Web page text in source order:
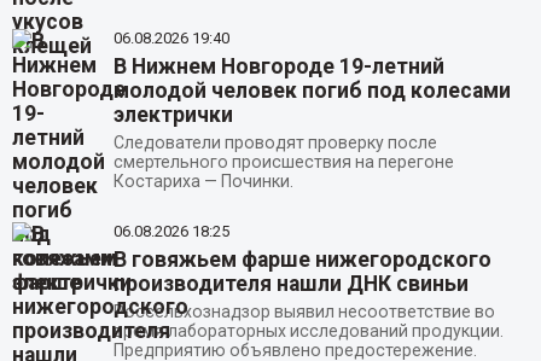
06.08.2026 19:40
В Нижнем Новгороде 19-летний
молодой человек погиб под колесами
электрички
Следователи проводят проверку после
смертельного происшествия на перегоне
Костариха — Починки.
06.08.2026 18:25
В говяжьем фарше нижегородского
производителя нашли ДНК свиньи
Россельхознадзор выявил несоответствие во
время лабораторных исследований продукции.
Предприятию объявлено предостережение.